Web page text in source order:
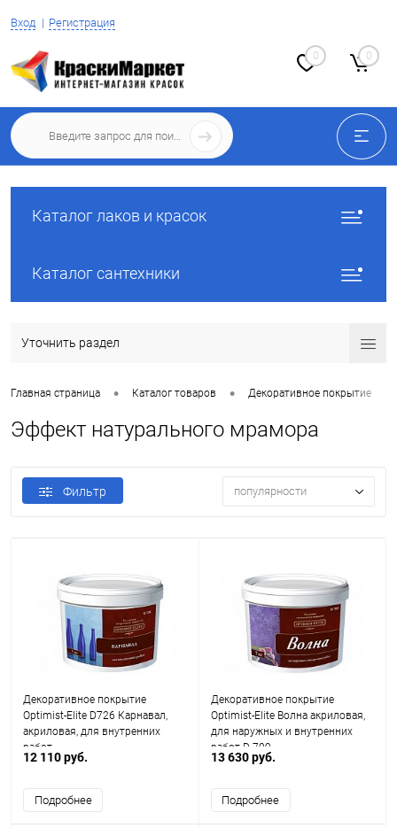
Вход Регистрация
0 0
Каталог лаков и красок
Каталог сантехники
Уточнить раздел
Главная страница • Каталог товаров • Декоративное покрытие
Эффект натурального мрамора
Фильтр популярности
Декоративное покрытие
Optimist-Elite D726 Карнавал,
акриловая, для внутренних
работ
12 110 руб.
Подробнее
Декоративное покрытие
Optimist-Elite Волна акриловая,
для наружных и внутренних
работ D 709
13 630 руб.
Подробнее